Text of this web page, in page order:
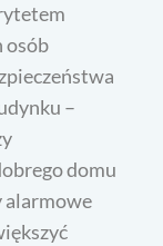
osób
–
domu
alarmowe